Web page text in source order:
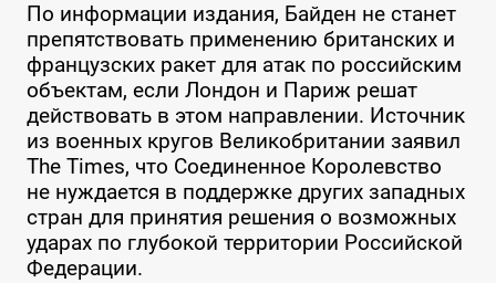
По информации издания, Байден не станет
препятствовать применению британских и
французских ракет для атак по российским
объектам, если Лондон и Париж решат
действовать в этом направлении. Источник
из военных кругов Великобритании заявил
The Times, что Соединенное Королевство
не нуждается в поддержке других западных
стран для принятия решения о возможных
ударах по глубокой территории Российской
Федерации.